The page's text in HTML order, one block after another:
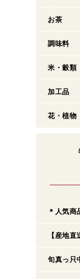
お茶
調味料
米・穀類
加工品
花・植物
＊人気商
【産地
旬真っ只